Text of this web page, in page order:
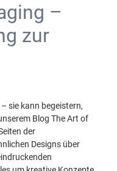
–
zur
sie kann begeistern,
Blog The Art of
der
Designs über